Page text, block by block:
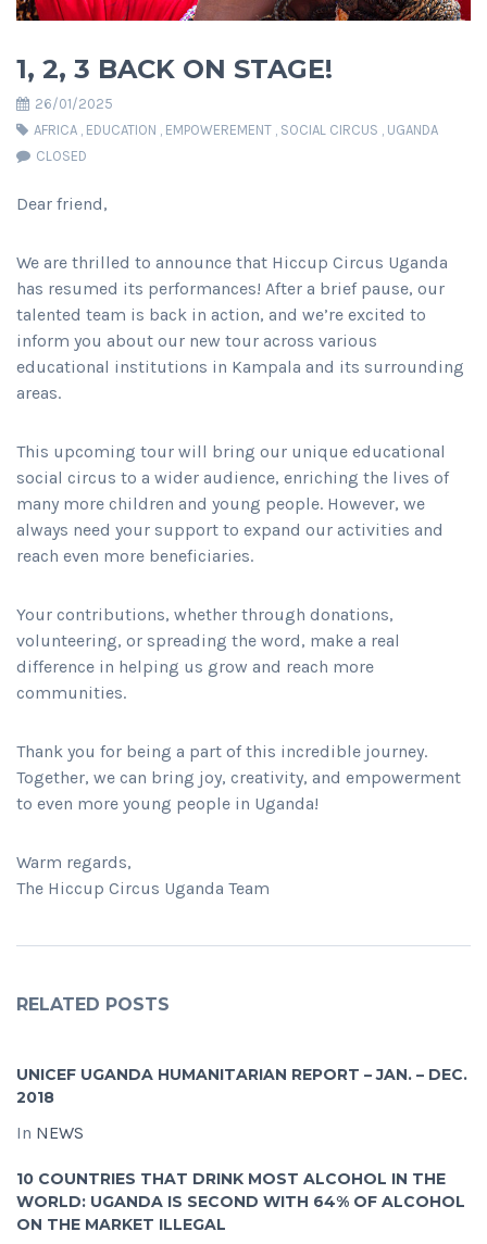
1, 2, 3 BACK ON STAGE!
26/01/2025
AFRICA EDUCATION EMPOWEREMENT SOCIAL CIRCUS
UGANDA
CLOSED
Dear friend,
We are thrilled to announce that Hiccup Circus Uganda
has resumed its performances! After a brief pause, our
talented team is back in action, and we’re excited to
inform you about our new tour across various
educational institutions in Kampala and its surrounding
areas.
This upcoming tour will bring our unique educational
social circus to a wider audience, enriching the lives of
many more children and young people. However, we
always need your support to expand our activities and
reach even more beneficiaries.
Your contributions, whether through donations,
volunteering, or spreading the word, make a real
difference in helping us grow and reach more
communities.
Thank you for being a part of this incredible journey.
Together, we can bring joy, creativity, and empowerment
to even more young people in Uganda!
Warm regards,
The Hiccup Circus Uganda Team
RELATED POSTS
UNICEF UGANDA HUMANITARIAN REPORT – JAN. – DEC.
2018
In NEWS
10 COUNTRIES THAT DRINK MOST ALCOHOL IN THE
WORLD: UGANDA IS SECOND WITH 64% OF ALCOHOL
ON THE MARKET ILLEGAL